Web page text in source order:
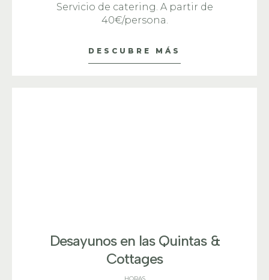
Servicio de catering. A partir de
40€/persona.
DESCUBRE MÁS
Desayunos en las Quintas &
Cottages